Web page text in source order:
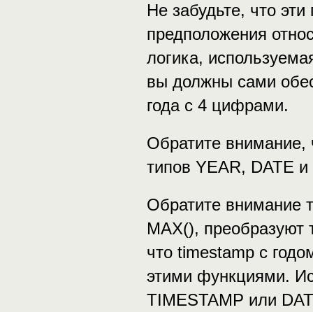
Не забудьте, что
предположения
логика,
вы должны сами
года с 4 цифрами.
Обратите внимание,
типов YEAR, DATE
Обратите внимание
МАХ(), преобразуют
что timestamp с
этими функциями.
TIMESTAMP или